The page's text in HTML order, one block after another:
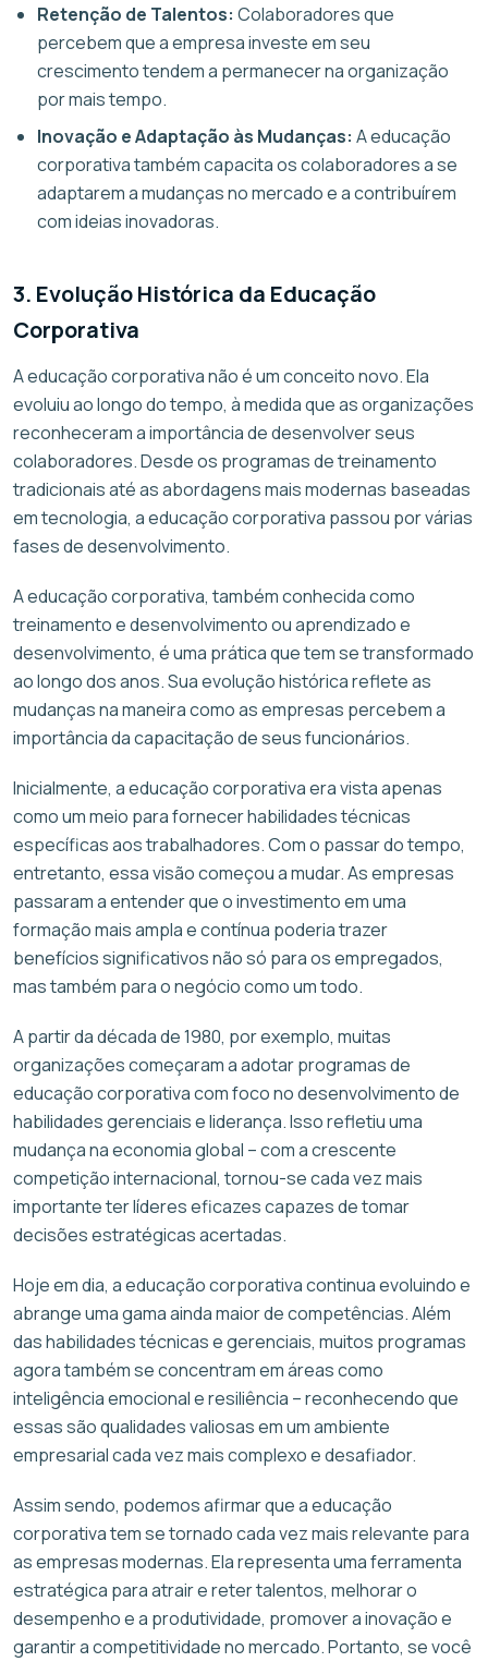
Retenção de Talentos: Colaboradores que
percebem que a empresa investe em seu
crescimento tendem a permanecer na organização
por mais tempo.
Inovação e Adaptação às Mudanças: A educação
corporativa também capacita os colaboradores a se
adaptarem a mudanças no mercado e a contribuírem
com ideias inovadoras.
3. Evolução Histórica da Educação
Corporativa
A educação corporativa não é um conceito novo. Ela
evoluiu ao longo do tempo, à medida que as organizações
reconheceram a importância de desenvolver seus
colaboradores. Desde os programas de treinamento
tradicionais até as abordagens mais modernas baseadas
em tecnologia, a educação corporativa passou por várias
fases de desenvolvimento.
A educação corporativa, também conhecida como
treinamento e desenvolvimento ou aprendizado e
desenvolvimento, é uma prática que tem se transformado
ao longo dos anos. Sua evolução histórica reflete as
mudanças na maneira como as empresas percebem a
importância da capacitação de seus funcionários.
Inicialmente, a educação corporativa era vista apenas
como um meio para fornecer habilidades técnicas
específicas aos trabalhadores. Com o passar do tempo,
entretanto, essa visão começou a mudar. As empresas
passaram a entender que o investimento em uma
formação mais ampla e contínua poderia trazer
benefícios significativos não só para os empregados,
mas também para o negócio como um todo.
A partir da década de 1980, por exemplo, muitas
organizações começaram a adotar programas de
educação corporativa com foco no desenvolvimento de
habilidades gerenciais e liderança. Isso refletiu uma
mudança na economia global – com a crescente
competição internacional, tornou-se cada vez mais
importante ter líderes eficazes capazes de tomar
decisões estratégicas acertadas.
Hoje em dia, a educação corporativa continua evoluindo e
abrange uma gama ainda maior de competências. Além
das habilidades técnicas e gerenciais, muitos programas
agora também se concentram em áreas como
inteligência emocional e resiliência – reconhecendo que
essas são qualidades valiosas em um ambiente
empresarial cada vez mais complexo e desafiador.
Assim sendo, podemos afirmar que a educação
corporativa tem se tornado cada vez mais relevante para
as empresas modernas. Ela representa uma ferramenta
estratégica para atrair e reter talentos, melhorar o
desempenho e a produtividade, promover a inovação e
garantir a competitividade no mercado. Portanto, se você